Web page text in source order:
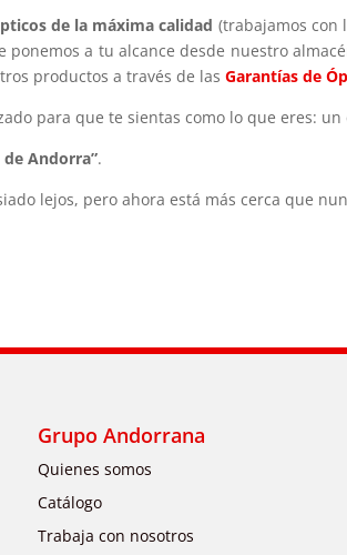
de la máxima calidad (trabajamos con
ponemos a tu alcance desde nuestro
productos a través de lasGarantías de
para que te sientas como lo que eres:
de Andorra”.
lejos, pero ahora está más cerca que
Grupo Andorrana
Quienes somos
Catálogo
Trabaja con nosotros